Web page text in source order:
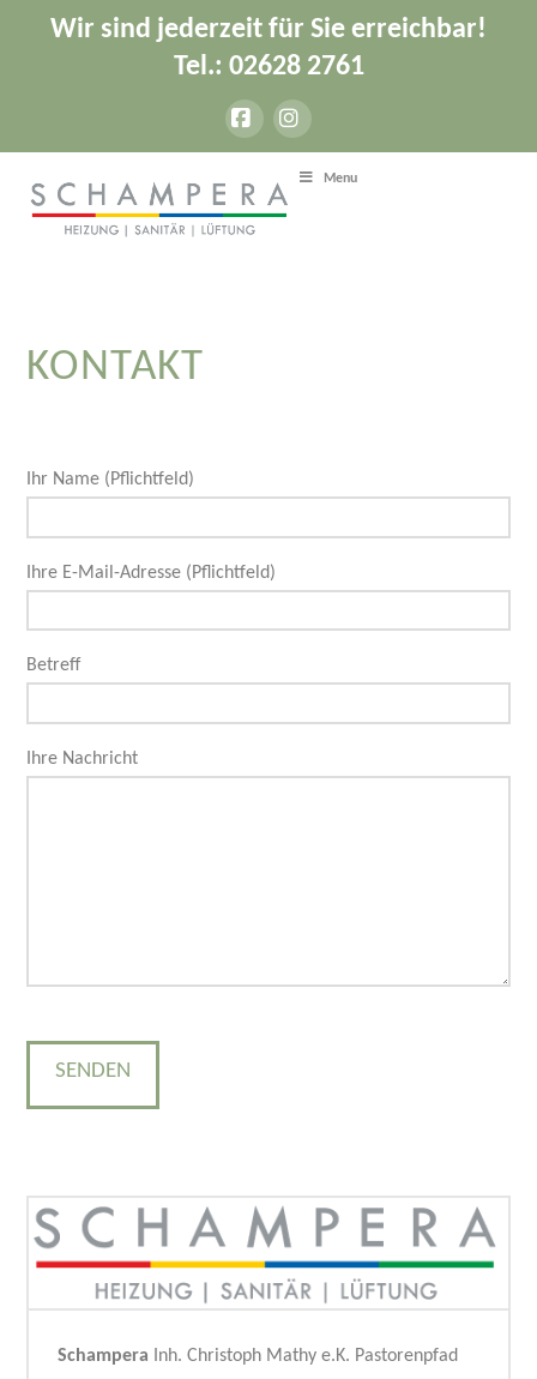
Wir sind jederzeit für Sie erreichbar!
Tel.: 02628 2761
FacebookInstagram
Menu
KONTAKT
Ihr Name (Pflichtfeld)
Ihre E-Mail-Adresse (Pflichtfeld)
Betreff
Ihre Nachricht
Bitte lasse dieses Feld leer.
Schampera Inh. Christoph Mathy e.K. Pastorenpfad